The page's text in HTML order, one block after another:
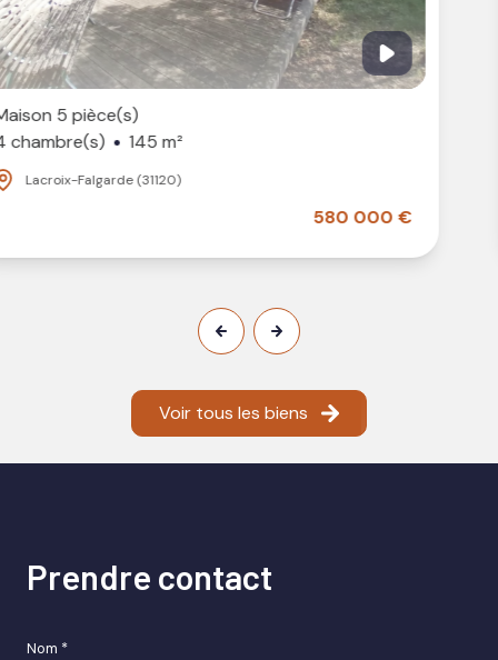
vos devis de travaux
Accompagnement par descourtiers et
banquierspour optimiser votre financement
Conseils juridiques assurés par nos
notaires
Nous vous offrons ainsi une
complètede votre projet, pour un gain de temps et
évolutions du secteur
Conscients de l’évolution rapide du
participons auxévénements professionnels
secteur. Cela nous permet de maîtriser les dernières
Voir tous les biens
prendre contact
Nom *